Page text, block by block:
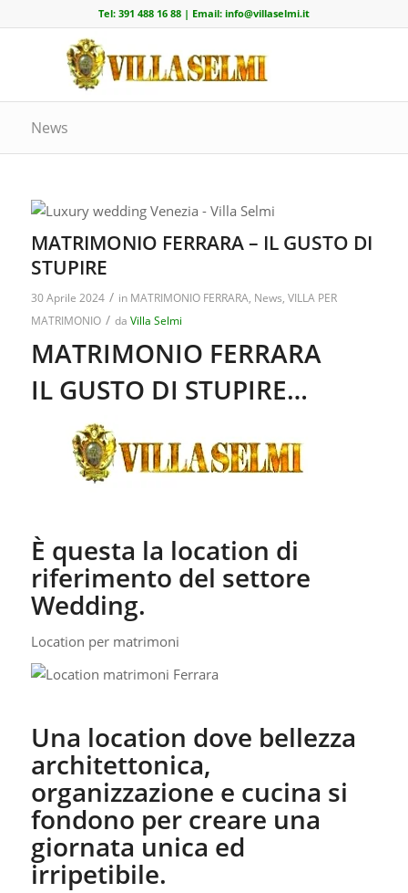
Tel: 391 488 16 88| Email: info@villaselmi.it
News
MATRIMONIO FERRARA – IL GUSTO DI
STUPIRE
30 Aprile 2024 / in MATRIMONIO FERRARA, News, VILLA PER
MATRIMONIO / da Villa Selmi
MATRIMONIO FERRARA
IL GUSTO DI STUPIRE…
È questa la location di
riferimento del settore
Wedding.
Location per matrimoni
Una location dove bellezza
architettonica,
organizzazione e cucina si
fondono per creare una
giornata unica ed
irripetibile.